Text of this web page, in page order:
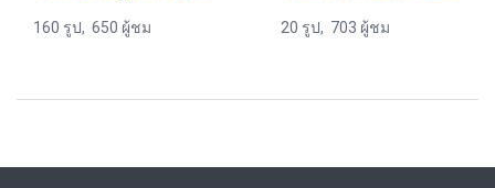
160 รูป, 650 ผู้ชม 20 รูป, 703 ผู้ชม